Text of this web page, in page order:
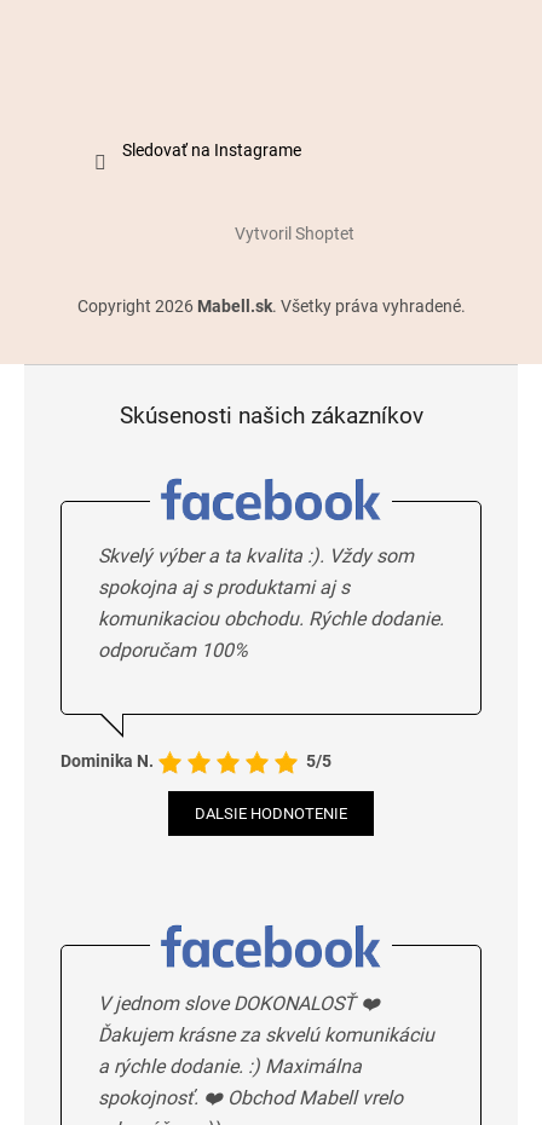
Sledovať na Instagrame
Vytvoril Shoptet
Copyright 2026 Mabell.sk. Všetky práva vyhradené.
Skúsenosti našich zákazníkov
Skvelý výber a ta kvalita :). Vždy som
spokojna aj s produktami aj s
komunikaciou obchodu. Rýchle dodanie.
odporučam 100%
Dominika N. 5/5
DALSIE HODNOTENIE
V jednom slove DOKONALOSŤ ❤️
Ďakujem krásne za skvelú komunikáciu
a rýchle dodanie. :) Maximálna
spokojnosť. ❤️ Obchod Mabell vrelo